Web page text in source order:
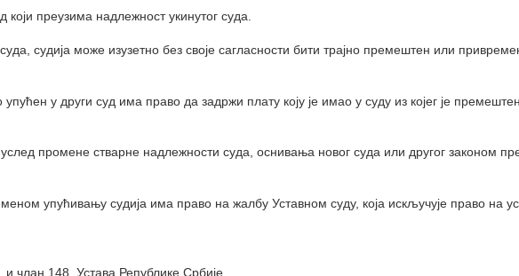
преузима надлежност укинутог суда.
судија може изузетно без своје сагласности бити трајно премештен или
у други суд има право да задржи плату коју је имао у суду из којег је
промене стварне надлежности суда, оснивања новог суда или другог законом
упућивању судија има право на жалбу Уставном суду, која искључује право на
члан 148. Устава Републике Србије